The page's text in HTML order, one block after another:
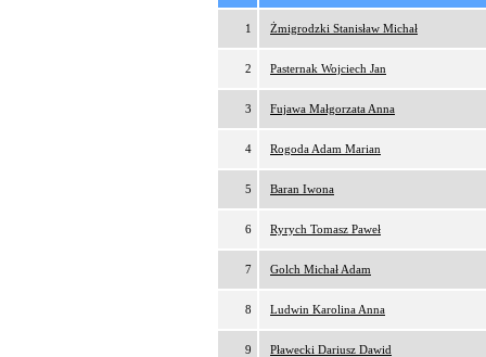
1 Żmigrodzki Stanisław Michał
2 Pasternak Wojciech Jan
3 Fujawa Małgorzata Anna
4 Rogoda Adam Marian
5 Baran Iwona
6 Ryrych Tomasz Paweł
7 Golch Michał Adam
8 Ludwin Karolina Anna
9 Pławecki Dariusz Dawid